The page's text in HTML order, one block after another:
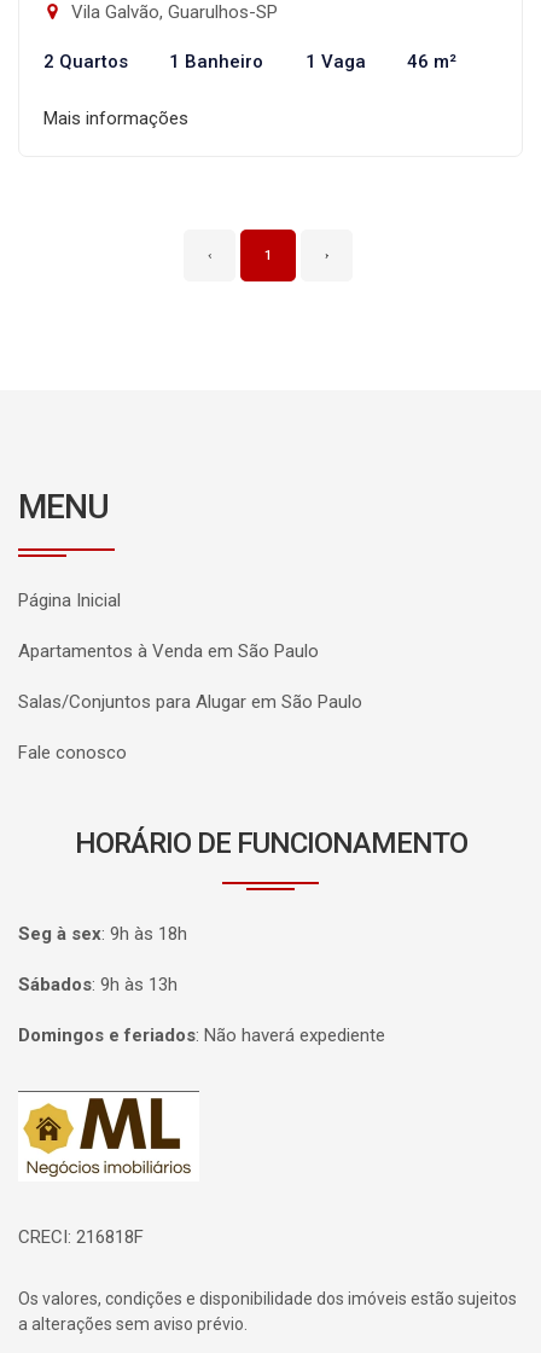
Vila Galvão, Guarulhos-SP
2 Quartos 1 Banheiro 1 Vaga 46 m²
Mais informações
‹ 1 ›
MENU
Página Inicial
Apartamentos à Venda em São Paulo
Salas/Conjuntos para Alugar em São Paulo
Fale conosco
HORÁRIO DE FUNCIONAMENTO
Seg à sex: 9h às 18h
Sábados: 9h às 13h
Domingos e feriados: Não haverá expediente
Página inicial
CRECI: 216818F
Os valores, condições e disponibilidade dos imóveis estão sujeitos
a alterações sem aviso prévio.